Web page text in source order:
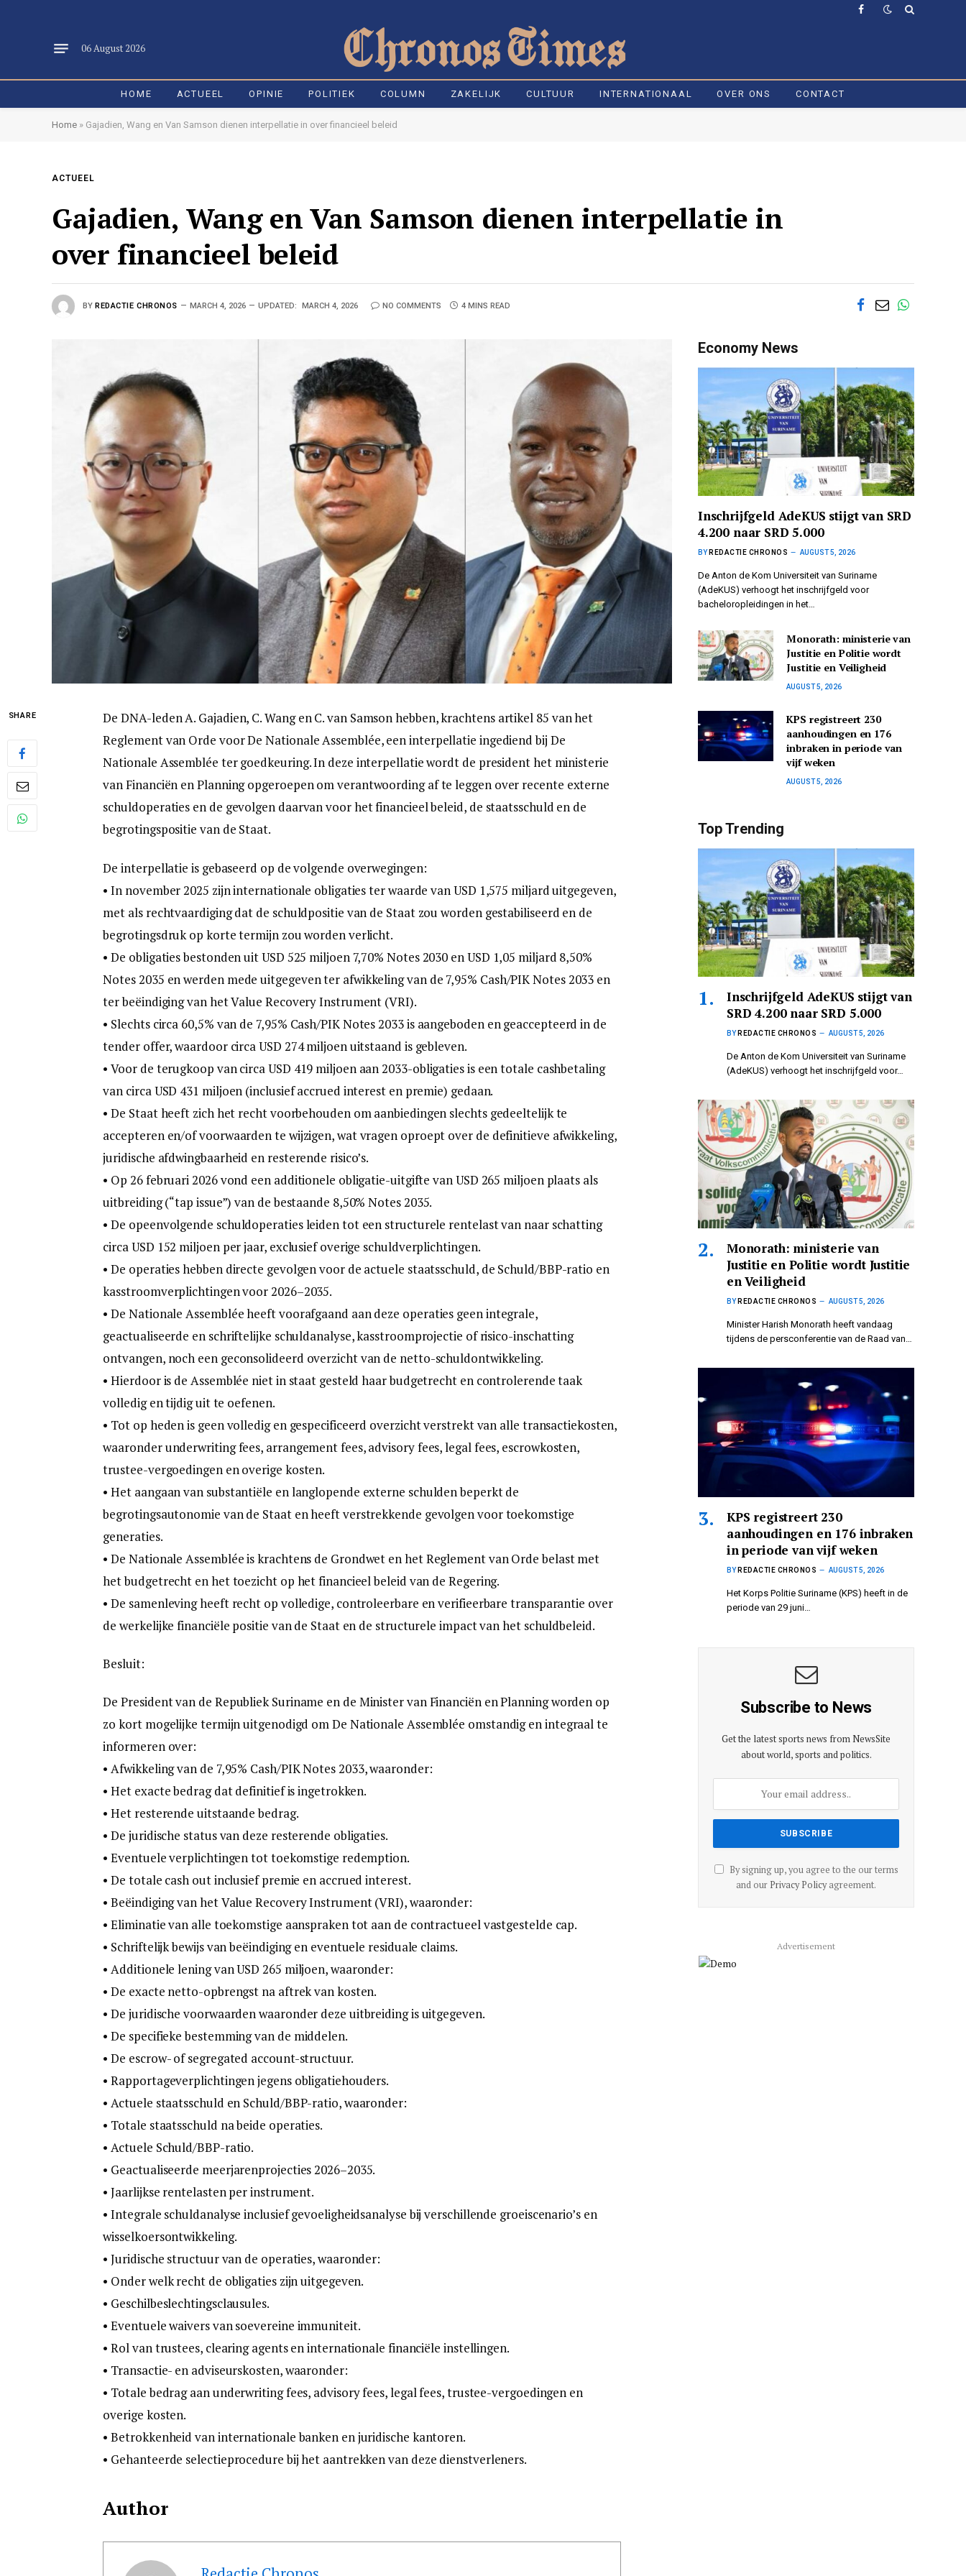
Facebook
06 August 2026
HOME ACTUEEL OPINIE POLITIEK COLUMN ZAKELIJK CULTUUR INTERNATIONAAL OVER ONS CONTACT
Home » Gajadien, Wang en Van Samson dienen interpellatie in over financieel beleid
ACTUEEL
Gajadien, Wang en Van Samson dienen interpellatie in
over financieel beleid
BY REDACTIE CHRONOS MARCH 4, 2026 UPDATED: MARCH 4, 2026 NO COMMENTS 4 MINS READ
SHARE
De DNA-leden A. Gajadien, C. Wang en C. van Samson hebben, krachtens artikel 85 van het
Reglement van Orde voor De Nationale Assemblée, een interpellatie ingediend bij De
Nationale Assemblée ter goedkeuring. In deze interpellatie wordt de president het ministerie
van Financiën en Planning opgeroepen om verantwoording af te leggen over recente externe
schuldoperaties en de gevolgen daarvan voor het financieel beleid, de staatsschuld en de
begrotingspositie van de Staat.
De interpellatie is gebaseerd op de volgende overwegingen:
• In november 2025 zijn internationale obligaties ter waarde van USD 1,575 miljard uitgegeven,
met als rechtvaardiging dat de schuldpositie van de Staat zou worden gestabiliseerd en de
begrotingsdruk op korte termijn zou worden verlicht.
• De obligaties bestonden uit USD 525 miljoen 7,70% Notes 2030 en USD 1,05 miljard 8,50%
Notes 2035 en werden mede uitgegeven ter afwikkeling van de 7,95% Cash/PIK Notes 2033 en
ter beëindiging van het Value Recovery Instrument (VRI).
• Slechts circa 60,5% van de 7,95% Cash/PIK Notes 2033 is aangeboden en geaccepteerd in de
tender offer, waardoor circa USD 274 miljoen uitstaand is gebleven.
• Voor de terugkoop van circa USD 419 miljoen aan 2033-obligaties is een totale cashbetaling
van circa USD 431 miljoen (inclusief accrued interest en premie) gedaan.
• De Staat heeft zich het recht voorbehouden om aanbiedingen slechts gedeeltelijk te
accepteren en/of voorwaarden te wijzigen, wat vragen oproept over de definitieve afwikkeling,
juridische afdwingbaarheid en resterende risico’s.
• Op 26 februari 2026 vond een additionele obligatie-uitgifte van USD 265 miljoen plaats als
uitbreiding (“tap issue”) van de bestaande 8,50% Notes 2035.
• De opeenvolgende schuldoperaties leiden tot een structurele rentelast van naar schatting
circa USD 152 miljoen per jaar, exclusief overige schuldverplichtingen.
• De operaties hebben directe gevolgen voor de actuele staatsschuld, de Schuld/BBP-ratio en
kasstroomverplichtingen voor 2026–2035.
• De Nationale Assemblée heeft voorafgaand aan deze operaties geen integrale,
geactualiseerde en schriftelijke schuldanalyse, kasstroomprojectie of risico-inschatting
ontvangen, noch een geconsolideerd overzicht van de netto-schuldontwikkeling.
• Hierdoor is de Assemblée niet in staat gesteld haar budgetrecht en controlerende taak
volledig en tijdig uit te oefenen.
• Tot op heden is geen volledig en gespecificeerd overzicht verstrekt van alle transactiekosten,
waaronder underwriting fees, arrangement fees, advisory fees, legal fees, escrowkosten,
trustee-vergoedingen en overige kosten.
• Het aangaan van substantiële en langlopende externe schulden beperkt de
begrotingsautonomie van de Staat en heeft verstrekkende gevolgen voor toekomstige
generaties.
• De Nationale Assemblée is krachtens de Grondwet en het Reglement van Orde belast met
het budgetrecht en het toezicht op het financieel beleid van de Regering.
• De samenleving heeft recht op volledige, controleerbare en verifieerbare transparantie over
de werkelijke financiële positie van de Staat en de structurele impact van het schuldbeleid.
Besluit:
De President van de Republiek Suriname en de Minister van Financiën en Planning worden op
zo kort mogelijke termijn uitgenodigd om De Nationale Assemblée omstandig en integraal te
informeren over:
• Afwikkeling van de 7,95% Cash/PIK Notes 2033, waaronder:
• Het exacte bedrag dat definitief is ingetrokken.
• Het resterende uitstaande bedrag.
• De juridische status van deze resterende obligaties.
• Eventuele verplichtingen tot toekomstige redemption.
• De totale cash out inclusief premie en accrued interest.
• Beëindiging van het Value Recovery Instrument (VRI), waaronder:
• Eliminatie van alle toekomstige aanspraken tot aan de contractueel vastgestelde cap.
• Schriftelijk bewijs van beëindiging en eventuele residuale claims.
• Additionele lening van USD 265 miljoen, waaronder:
• De exacte netto-opbrengst na aftrek van kosten.
• De juridische voorwaarden waaronder deze uitbreiding is uitgegeven.
• De specifieke bestemming van de middelen.
• De escrow- of segregated account-structuur.
• Rapportageverplichtingen jegens obligatiehouders.
• Actuele staatsschuld en Schuld/BBP-ratio, waaronder:
• Totale staatsschuld na beide operaties.
• Actuele Schuld/BBP-ratio.
• Geactualiseerde meerjarenprojecties 2026–2035.
• Jaarlijkse rentelasten per instrument.
• Integrale schuldanalyse inclusief gevoeligheidsanalyse bij verschillende groeiscenario’s en
wisselkoersontwikkeling.
• Juridische structuur van de operaties, waaronder:
• Onder welk recht de obligaties zijn uitgegeven.
• Geschilbeslechtingsclausules.
• Eventuele waivers van soevereine immuniteit.
• Rol van trustees, clearing agents en internationale financiële instellingen.
• Transactie- en adviseurskosten, waaronder:
• Totale bedrag aan underwriting fees, advisory fees, legal fees, trustee-vergoedingen en
overige kosten.
• Betrokkenheid van internationale banken en juridische kantoren.
• Gehanteerde selectieprocedure bij het aantrekken van deze dienstverleners.
Author
Economy News
Inschrijfgeld AdeKUS stijgt van SRD
4.200 naar SRD 5.000
BY REDACTIE CHRONOS AUGUST 5, 2026
De Anton de Kom Universiteit van Suriname
(AdeKUS) verhoogt het inschrijfgeld voor
bacheloropleidingen in het…
Monorath: ministerie van
Justitie en Politie wordt
Justitie en Veiligheid
AUGUST 5, 2026
KPS registreert 230
aanhoudingen en 176
inbraken in periode van
vijf weken
AUGUST 5, 2026
Top Trending
Inschrijfgeld AdeKUS stijgt van
SRD 4.200 naar SRD 5.000
BY REDACTIE CHRONOS AUGUST 5, 2026
De Anton de Kom Universiteit van Suriname
(AdeKUS) verhoogt het inschrijfgeld voor…
Monorath: ministerie van
Justitie en Politie wordt Justitie
en Veiligheid
BY REDACTIE CHRONOS AUGUST 5, 2026
Minister Harish Monorath heeft vandaag
tijdens de persconferentie van de Raad van…
KPS registreert 230
aanhoudingen en 176 inbraken
in periode van vijf weken
BY REDACTIE CHRONOS AUGUST 5, 2026
Het Korps Politie Suriname (KPS) heeft in de
periode van 29 juni…
Subscribe to News
Get the latest sports news from NewsSite
about world, sports and politics.
By signing up, you agree to the our terms
and our Privacy Policyagreement.
Advertisement